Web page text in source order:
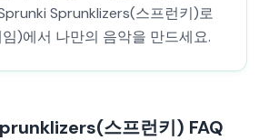
Sprunklizers(스프런키)로
)에서 나만의 음악을 만드세요.
스프런키) FAQ